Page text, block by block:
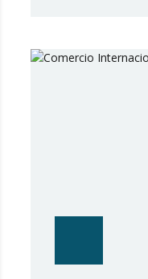
(UE) 2018/1542